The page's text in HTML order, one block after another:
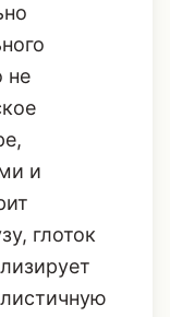
не
и
глоток